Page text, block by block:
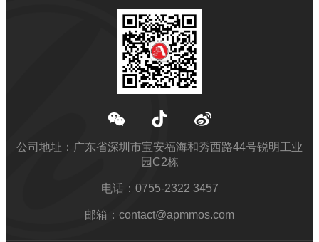
公司地址：广东省深圳市宝安福海和秀西路44号锐明工业
园C2栋
电话：0755-2322 3457
邮箱：contact@apmmos.com